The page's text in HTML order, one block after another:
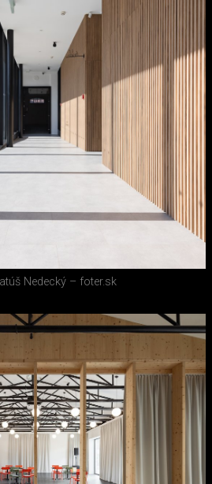
Nedecký – foter.sk